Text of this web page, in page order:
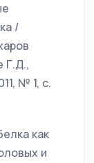
/
Г.Д.,
№ 1, с.
как
и